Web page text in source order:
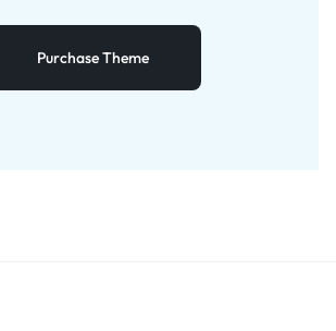
Purchase Theme